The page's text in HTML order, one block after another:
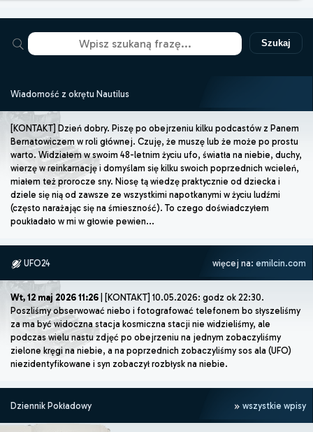
Szukaj
Wiadomość z okrętu Nautilus
[KONTAKT] Dzień dobry. Piszę po obejrzeniu kilku podcastów z Panem
Bernatowiczem w roli głównej. Czuję, że muszę lub że może po prostu
warto. Widziałem w swoim 48-letnim życiu ufo, światła na niebie, duchy,
wierzę w reinkarnację i domyślam się kilku swoich poprzednich wcieleń,
miałem też prorocze sny. Niosę tą wiedzę praktycznie od dziecka i
dziele się nią od zawsze ze wszystkimi napotkanymi w życiu ludźmi
(często narażając się na śmieszność). To czego doświadczyłem
poukładało w mi w głowie pewien...
UFO24 więcej na: emilcin.com
Wt, 12 maj 2026 11:26 | [KONTAKT] 10.05.2026: godz ok 22:30.
Poszliśmy obserwować niebo i fotografować telefonem bo słyszeliśmy
za ma być widoczna stacja kosmiczna stacji nie widzieliśmy, ale
podczas wielu nastu zdjęć po obejrzeniu na jednym zobaczyliśmy
zielone kręgi na niebie, a na poprzednich zobaczyliśmy sos ala (UFO)
niezidentyfikowane i syn zobaczył rozbłysk na niebie.
Dziennik Pokładowy wszystkie wpisy